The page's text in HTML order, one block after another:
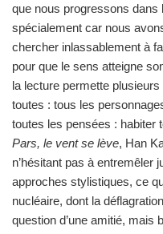
que nous progressons dans
spécialement car nous
chercher inlassablement à
pour que le sens atteigne
la lecture permette
toutes : tous les
toutes les pensées : habiter
Pars, le vent se lève, Han
n’hésitant pas à entremêler
approches stylistiques, ce
nucléaire, dont la
question d’une amitié, mais